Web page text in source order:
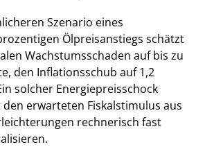
Szenario eines
Ölpreisanstiegs schätzt
Wachstumsschaden auf bis zu
den Inflationsschub auf 1,2
solcher Energiepreisschock
erwarteten Fiskalstimulus aus
rechnerisch fast